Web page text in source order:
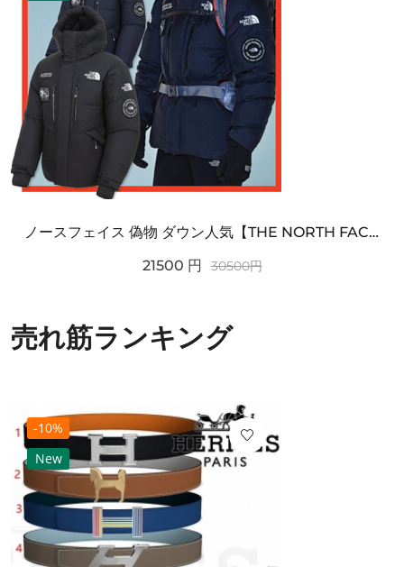
ノースフェイス 偽物 ダウン人気【THE NORTH FACE】M'S 7 SUMMIT HIM...
21500 円 30500円
売れ筋ランキング
-10%
New